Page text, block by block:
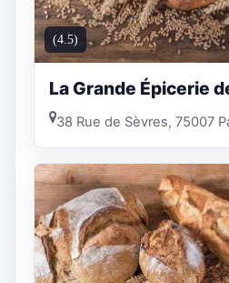
(4.5)
La Grande Épicerie
38 Rue de Sèvres, 75007